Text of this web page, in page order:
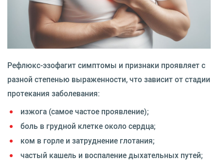
Рефлюкс-эзофагит симптомы и признаки проявляет с
разной степенью выраженности, что зависит от стадии
протекания заболевания:
изжога (самое частое проявление);
боль в грудной клетке около сердца;
ком в горле и затруднение глотания;
частый кашель и воспаление дыхательных путей;